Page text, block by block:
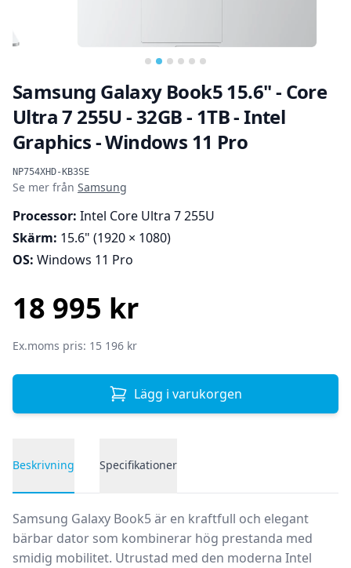
Samsung Galaxy Book5 15.6" - Core
Ultra 7 255U - 32GB - 1TB - Intel
Graphics - Windows 11 Pro
NP754XHD-KB3SE
Produktinformation
Se mer från Samsung
Processor: Intel Core Ultra 7 255U
Skärm: 15.6" (1920 × 1080)
OS: Windows 11 Pro
18 995 kr
Ex.moms pris: 15 196 kr
Lägg i varukorgen
Beskrivning Specifikationer
Samsung Galaxy Book5 är en kraftfull och elegant
bärbar dator som kombinerar hög prestanda med
smidig mobilitet. Utrustad med den moderna Intel